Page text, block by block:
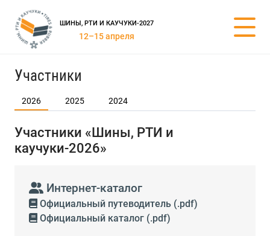
ШИНЫ, РТИ И КАУЧУКИ-2027
12–15 апреля
Участники
2026 2025 2024
Участники «Шины, РТИ и
каучуки-2026»
Интернет-каталог
Официальный путеводитель (.pdf)
Официальный каталог (.pdf)